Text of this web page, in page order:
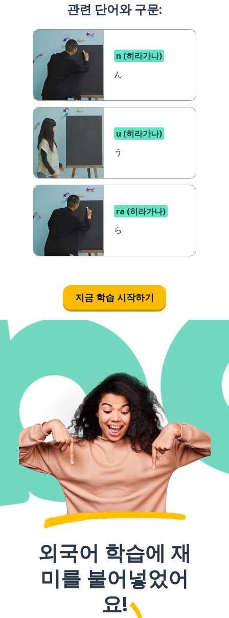
관련 단어와 구문:
n (히라가나)
ん
u (히라가나)
う
ra (히라가나)
ら
지금 학습 시작하기
외국어 학습에 재
미를 불어넣었어
요!